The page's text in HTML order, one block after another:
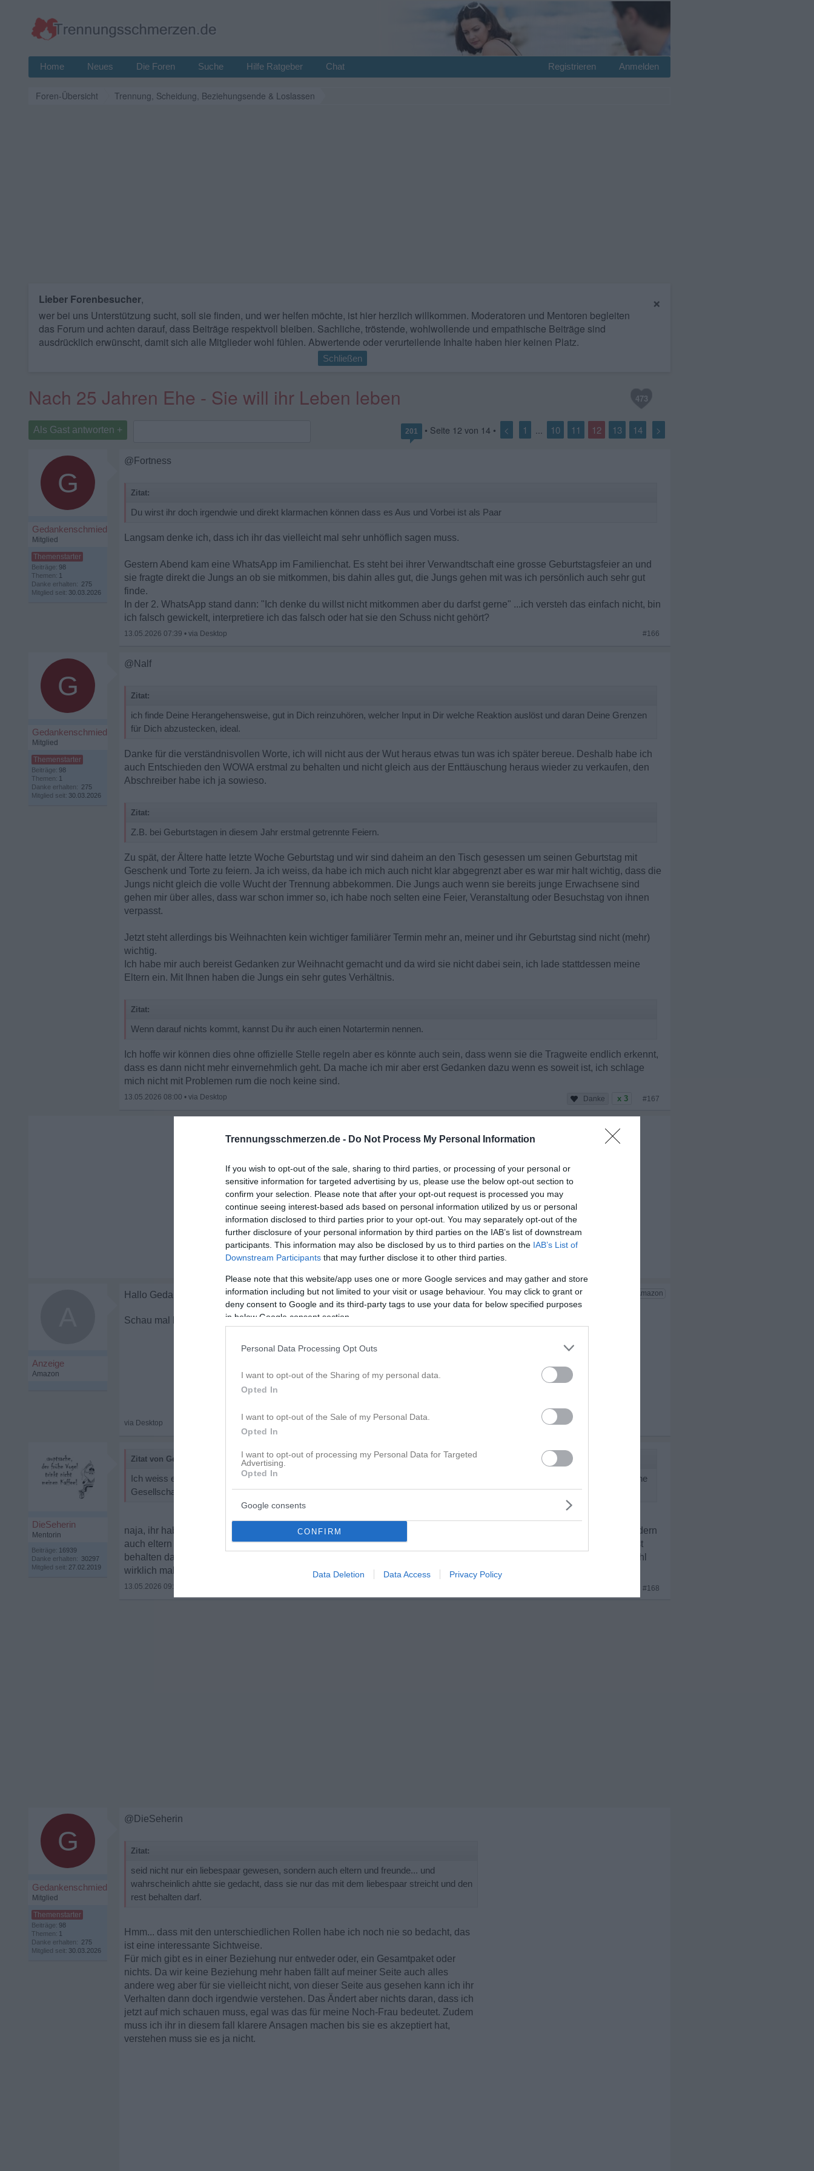
Trennungsschmerzen.de - Do Not Process My Personal Information
If you wish to opt-out of the sale, sharing to third parties, or processing of your personal or
sensitive information for targeted advertising by us, please use the below opt-out section to
confirm your selection. Please note that after your opt-out request is processed you may
continue seeing interest-based ads based on personal information utilized by us or personal
information disclosed to third parties prior to your opt-out. You may separately opt-out of the
further disclosure of your personal information by third parties on the IAB’s list of downstream
participants. This information may also be disclosed by us to third parties on the IAB’s List of
Downstream Participants that may further disclose it to other third parties.
Please note that this website/app uses one or more Google services and may gather and store
information including but not limited to your visit or usage behaviour. You may click to grant or
deny consent to Google and its third-party tags to use your data for below specified purposes
in below Google consent section.
Personal Data Processing Opt Outs
I want to opt-out of the Sharing of my personal data.
Opted In
I want to opt-out of the Sale of my Personal Data.
Opted In
I want to opt-out of processing my Personal Data for Targeted
Advertising.
Opted In
Google consents
CONFIRM
Data Deletion Data Access Privacy Policy
Home Neues Die Foren Suche Hilfe Ratgeber Chat Anmelden
Registrieren
Foren-Übersicht Trennung, Scheidung, Beziehungsende & Loslassen
×
Lieber Forenbesucher,
wer bei uns Unterstützung sucht, soll sie finden, und wer helfen möchte, ist hier herzlich willkommen. Moderatoren und Mentoren begleiten
das Forum und achten darauf, dass Beiträge respektvoll bleiben. Sachliche, tröstende, wohlwollende und empathische Beiträge sind
ausdrücklich erwünscht, damit sich alle Mitglieder wohl fühlen. Abwertende oder verurteilende Inhalte haben hier keinen Platz.
Schließen
473
Nach 25 Jahren Ehe - Sie will ihr Leben leben
Als Gast antworten + 201 • Seite 12 von 14 • < 1 ... 10 11 12 13 14 >
G
Gedankenschmied
Mitglied
Beiträge: 98
Themen: 1
Danke erhalten: 275
Mitglied seit: 30.03.2026
@Fortness
Zitat:
Du wirst ihr doch irgendwie und direkt klarmachen können dass es Aus und Vorbei ist als Paar
Langsam denke ich, dass ich ihr das vielleicht mal sehr unhöflich sagen muss.
Gestern Abend kam eine WhatsApp im Familienchat. Es steht bei ihrer Verwandtschaft eine grosse Geburtstagsfeier an und
sie fragte direkt die Jungs an ob sie mitkommen, bis dahin alles gut, die Jungs gehen mit was ich persönlich auch sehr gut
finde.
In der 2. WhatsApp stand dann: "Ich denke du willst nicht mitkommen aber du darfst gerne" ...ich versteh das einfach nicht, bin
ich falsch gewickelt, interpretiere ich das falsch oder hat sie den Schuss nicht gehört?
13.05.2026 07:39 • #166
G
Gedankenschmied
Mitglied
Beiträge: 98
Themen: 1
Danke erhalten: 275
Mitglied seit: 30.03.2026
@Nalf
Zitat:
ich finde Deine Herangehensweise, gut in Dich reinzuhören, welcher Input in Dir welche Reaktion auslöst und daran Deine Grenzen
für Dich abzustecken, ideal.
Danke für die verständnisvollen Worte, ich will nicht aus der Wut heraus etwas tun was ich später bereue. Deshalb habe ich
auch Entschieden den WOWA erstmal zu behalten und nicht gleich aus der Enttäuschung heraus wieder zu verkaufen, den
Abschreiber habe ich ja sowieso.
Zitat:
Z.B. bei Geburtstagen in diesem Jahr erstmal getrennte Feiern.
Zu spät, der Ältere hatte letzte Woche Geburtstag und wir sind daheim an den Tisch gesessen um seinen Geburtstag mit
Geschenk und Torte zu feiern. Ja ich weiss, da habe ich mich auch nicht klar abgegrenzt aber es war mir halt wichtig, dass die
Jungs nicht gleich die volle Wucht der Trennung abbekommen. Die Jungs auch wenn sie bereits junge Erwachsene sind
gehen mir über alles, dass war schon immer so, ich habe noch selten eine Feier, Veranstaltung oder Besuchstag von ihnen
verpasst.
Jetzt steht allerdings bis Weihnachten kein wichtiger familiärer Termin mehr an, meiner und ihr Geburtstag sind nicht (mehr)
wichtig.
Ich habe mir auch bereist Gedanken zur Weihnacht gemacht und da wird sie nicht dabei sein, ich lade stattdessen meine
Eltern ein. Mit Ihnen haben die Jungs ein sehr gutes Verhältnis.
Zitat:
Wenn darauf nichts kommt, kannst Du ihr auch einen Notartermin nennen.
Ich hoffe wir können dies ohne offizielle Stelle regeln aber es könnte auch sein, dass wenn sie die Tragweite endlich erkennt,
dass es dann nicht mehr einvernehmlich geht. Da mache ich mir aber erst Gedanken dazu wenn es soweit ist, ich schlage
mich nicht mit Problemen rum die noch keine sind.
13.05.2026 08:00 • x 3 #167
Nach 25 Jahren Ehe - Sie will ihr Leben leben
DieSeherin
Mentorin
Beiträge: 16939
Danke erhalten: 30297
Mitglied seit: 27.02.2019
Zitat von Gedankenschmied:
Ich weiss es auch nicht wie abgedreht man sein kann aber ich merke an ihrem Verhalten und Aussagen dass sie gerne noch meine
Gesellschaft und Unterstützung hätte.
naja, ihr habt halt mehr als die hälfte eures lebens miteinander verbracht und seid nicht nur ein liebespaar gewesen, sondern
auch eltern und freunde... und wahrscheinlich ahtte sie gedacht, dass sie nur das mit dem liebespaar streicht und den rest
behalten darf. da scheint sie noch nicht verstanden zu haben, dass das nicht geht - zumindest nicht jetzt! musst du ihr wohl
wirklich mal ganz deutlich sagen und nicht immer der nette und ruhig-sachliche sein!
13.05.2026 09:15 #168
G
Gedankenschmied
Mitglied
Beiträge: 98
Themen: 1
Danke erhalten: 275
Mitglied seit: 30.03.2026
@DieSeherin
Zitat:
seid nicht nur ein liebespaar gewesen, sondern auch eltern und freunde... und
wahrscheinlich ahtte sie gedacht, dass sie nur das mit dem liebespaar streicht und den
rest behalten darf.
Hmm... dass mit den unterschiedlichen Rollen habe ich noch nie so bedacht, das
ist eine interessante Sichtweise.
Für mich gibt es in einer Beziehung nur entweder oder, ein Gesamtpaket oder
nichts. Da wir keine Beziehung mehr haben fällt auf meiner Seite auch alles
andere weg aber für sie vielleicht nicht, von dieser Seite aus gesehen kann ich ihr
Verhalten dann doch irgendwie verstehen. Das Ändert aber nichts daran, dass ich
jetzt auf mich schauen muss, egal was das für meine Noch-Frau bedeutet. Zudem
muss ich ihr in diesem fall klarere Ansagen machen bis sie es akzeptiert hat,
verstehen muss sie es ja nicht.